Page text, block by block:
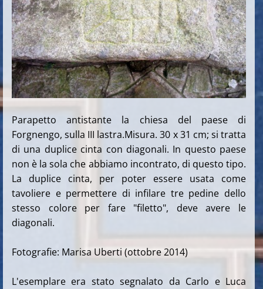
Parapetto antistante la chiesa del paese di
Forgnengo, sulla III lastra.Misura. 30 x 31 cm; si tratta
di una duplice cinta con diagonali. In questo paese
non è la sola che abbiamo incontrato, di questo tipo.
La duplice cinta, per poter essere usata come
tavoliere e permettere di infilare tre pedine dello
stesso colore per fare "filetto", deve avere le
diagonali.
Fotografie: Marisa Uberti (ottobre 2014)
L'esemplare era stato segnalato da Carlo e Luca